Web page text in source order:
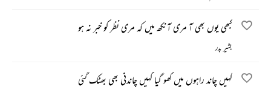
کبھی یوں بھی آ مری آنکھ میں کہ مری نظر کو خبر نہ ہو
بشیر بدر
کہیں چاند راہوں میں کھو گیا کہیں چاندنی بھی بھٹک گئی